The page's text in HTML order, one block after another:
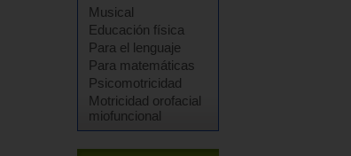
Musical
Educación física
Para el lenguaje
Para matemáticas
Psicomotricidad
Motricidad orofacial
miofuncional